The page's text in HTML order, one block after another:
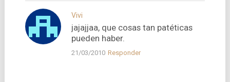
Vivi
jajajjaa, que cosas tan patéticas
pueden haber.
21/03/2010 Responder